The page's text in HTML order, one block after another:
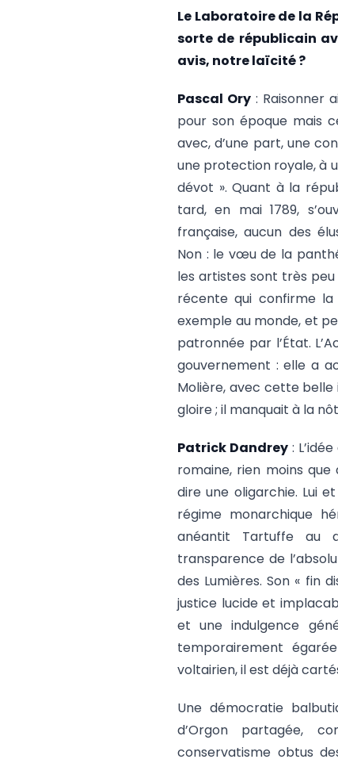
Le Laboratoire de la
sorte de républicain
avis, notre laïcité ?
Pascal Ory : Raisonner
pour son époque mais
avec, d’une part, une
une protection royale, à
dévot ». Quant à la
tard, en mai 1789,
française, aucun des
Non : le vœu de la
les artistes sont très
récente qui confirme
exemple au monde, et
patronnée par l’État.
gouvernement : elle a
Molière, avec cette belle
gloire ; il manquait à la
Patrick Dandrey :
romaine, rien moins
dire une oligarchie. Lui
régime monarchique
anéantit Tartuffe au
transparence de
des Lumières. Son « fin
justice lucide et
et une indulgence
temporairement
voltairien, il est déjà
Une démocratie
d’Orgon partagée,
conservatisme obtus